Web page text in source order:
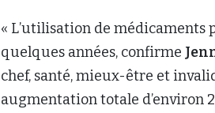
« L’utilisation de
quelques années, confirme
chef, santé, mieux-être et
augmentation totale d’environ